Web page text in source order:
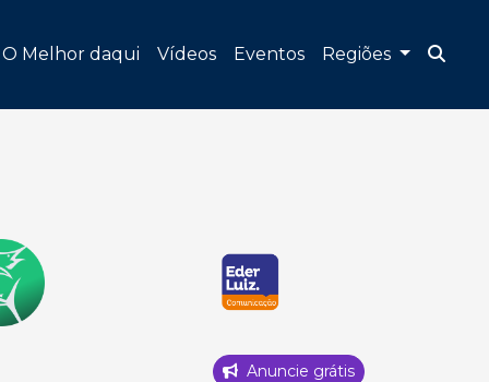
O Melhor daqui Vídeos Eventos Regiões
Anuncie grátis